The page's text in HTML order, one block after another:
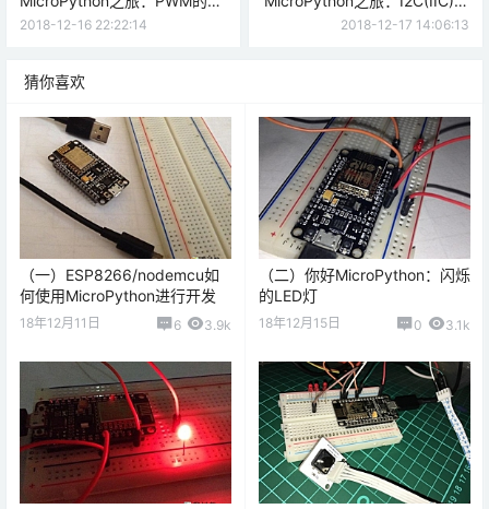
习（RGB灯）
2018-12-16 22:22:14
使用方法
2018-12-17 14:06:13
猜你喜欢
（一）ESP8266/nodemcu如
何使用MicroPython进行开发
18年12月11日 6 3.9k
（二）你好MicroPython：闪烁
的LED灯
18年12月15日 0 3.1k